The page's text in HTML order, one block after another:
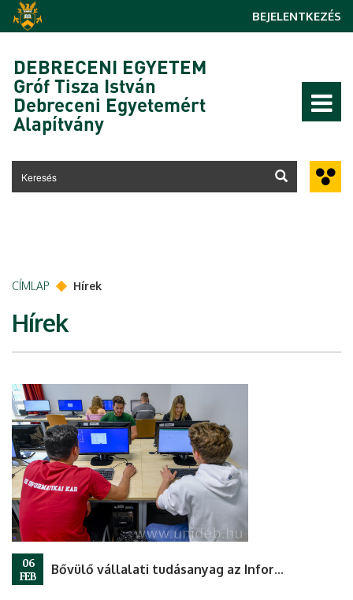
Ugrás a tartalomra
BEJELENTKEZÉS
DEBRECENI EGYETEM
Gróf Tisza István
Debreceni Egyetemért
Alapítvány
CÍMLAP Hírek
Hírek
06
FEB
Bővülő vállalati tudásanyag az Informatikai Karon